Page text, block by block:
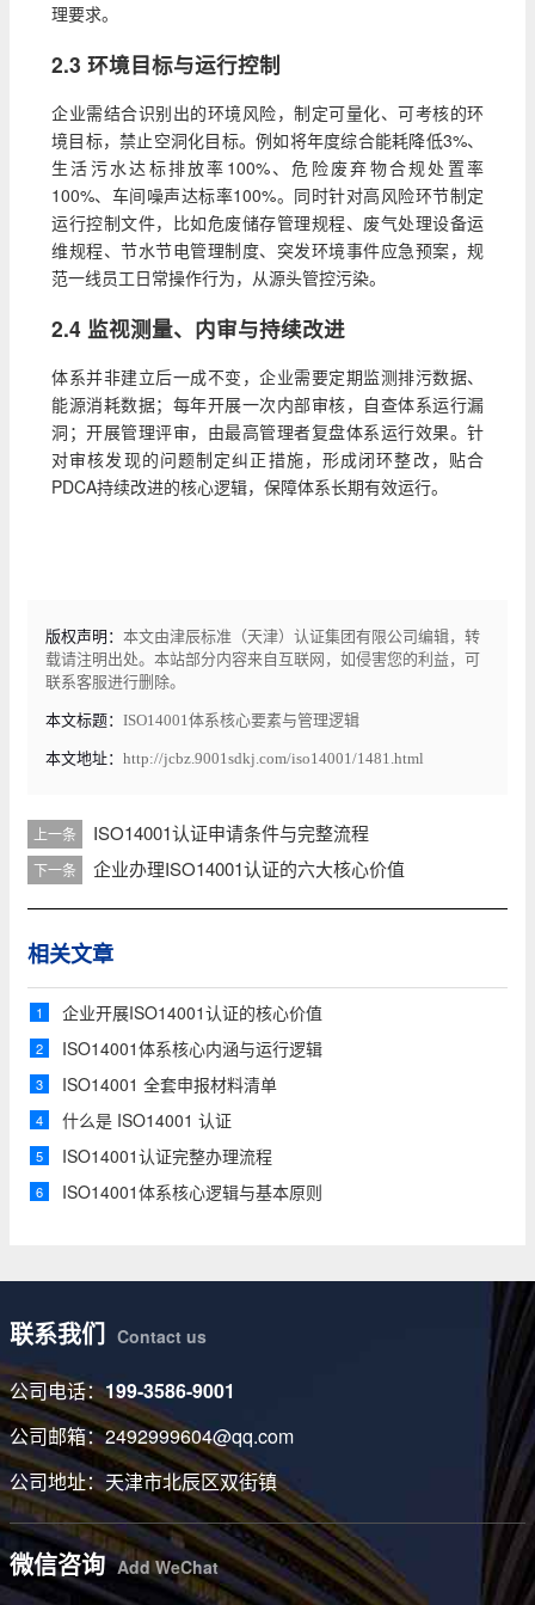
理要求。
2.3 环境目标与运行控制
企业需结合识别出的环境风险，制定可量化、可考核的环
境目标，禁止空洞化目标。例如将年度综合能耗降低3%、
生活污水达标排放率100%、危险废弃物合规处置率
100%、车间噪声达标率100%。同时针对高风险环节制定
运行控制文件，比如危废储存管理规程、废气处理设备运
维规程、节水节电管理制度、突发环境事件应急预案，规
范一线员工日常操作行为，从源头管控污染。
2.4 监视测量、内审与持续改进
体系并非建立后一成不变，企业需要定期监测排污数据、
能源消耗数据；每年开展一次内部审核，自查体系运行漏
洞；开展管理评审，由最高管理者复盘体系运行效果。针
对审核发现的问题制定纠正措施，形成闭环整改，贴合
PDCA持续改进的核心逻辑，保障体系长期有效运行。
版权声明： 本文由津辰标准（天津）认证集团有限公司编辑，转
载请注明出处。本站部分内容来自互联网，如侵害您的利益，可
联系客服进行删除。
本文标题： ​ISO14001体系核心要素与管理逻辑
本文地址： http://jcbz.9001sdkj.com/iso14001/1481.html
上一条 ISO14001认证申请条件与完整流程
下一条 企业办理ISO14001认证的六大核心价值
相关文章
1 企业开展ISO14001认证的核心价值
2 ISO14001体系核心内涵与运行逻辑
3 ISO14001 全套申报材料清单
4 什么是 ISO14001 认证
5 ISO14001认证完整办理流程
6 ISO14001体系核心逻辑与基本原则
联系我们 Contact us
公司电话：199-3586-9001
公司邮箱：2492999604@qq.com
公司地址：天津市北辰区双街镇
微信咨询 Add WeChat